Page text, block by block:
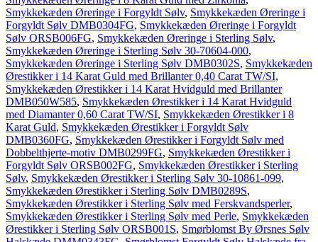
Smykkekæden Øreringe i Forgyldt Sølv, Smykkekæden Øreringe i
Forgyldt Sølv DMB0304FG, Smykkekæden Øreringe i Forgyldt
Sølv ORSB006FG, Smykkekæden Øreringe i Sterling Sølv,
Smykkekæden Øreringe i Sterling Sølv 30-70604-000,
Smykkekæden Øreringe i Sterling Sølv DMB0302S, Smykkekæden
Ørestikker i 14 Karat Guld med Brillanter 0,40 Carat TW/SI,
Smykkekæden Ørestikker i 14 Karat Hvidguld med Brillanter
DMB050W585, Smykkekæden Ørestikker i 14 Karat Hvidguld
med Diamanter 0,60 Carat TW/SI, Smykkekæden Ørestikker i 8
Karat Guld, Smykkekæden Ørestikker i Forgyldt Sølv
DMB0360FG, Smykkekæden Ørestikker i Forgyldt Sølv med
Dobbelthjerte-motiv DMB0299FG, Smykkekæden Ørestikker i
Forgyldt Sølv ORSB002FG, Smykkekæden Ørestikker i Sterling
Sølv, Smykkekæden Ørestikker i Sterling Sølv 30-10861-099,
Smykkekæden Ørestikker i Sterling Sølv DMB0289S,
Smykkekæden Ørestikker i Sterling Sølv med Ferskvandsperler,
Smykkekæden Ørestikker i Sterling Sølv med Perle, Smykkekæden
Ørestikker i Sterling Sølv ORSB001S, Smørblomst By Ørsnes Sølv